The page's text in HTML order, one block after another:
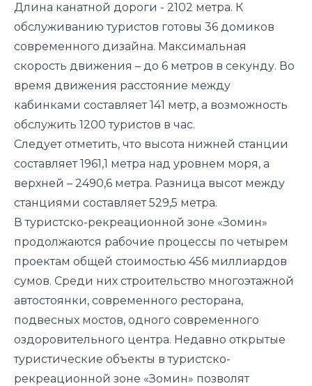
Длина канатной дороги - 2102 метра. К
обслуживанию туристов готовы 36 домиков
современного дизайна. Максимальная
скорость движения – до 6 метров в секунду. Во
время движения расстояние между
кабинками составляет 141 метр, а возможность
обслужить 1200 туристов в час.
Следует отметить, что высота нижней станции
составляет 1961,1 метра над уровнем моря, а
верхней – 2490,6 метра. Разница высот между
станциями составляет 529,5 метра.
В туристско-рекреационной зоне «Зомин»
продолжаются рабочие процессы по четырем
проектам общей стоимостью 456 миллиардов
сумов. Среди них строительство многоэтажной
автостоянки, современного ресторана,
подвесных мостов, одного современного
оздоровительного центра. Недавно открытые
туристические объекты в туристско-
рекреационной зоне «Зомин» позволят